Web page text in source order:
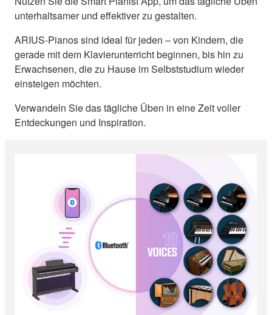
unterhaltsamer und effektiver zu gestalten.
ARIUS-Pianos sind ideal für jeden – von Kindern, die
gerade mit dem Klavierunterricht beginnen, bis hin zu
Erwachsenen, die zu Hause im Selbststudium wieder
einsteigen möchten.
Verwandeln Sie das tägliche Üben in eine Zeit voller
Entdeckungen und Inspiration.